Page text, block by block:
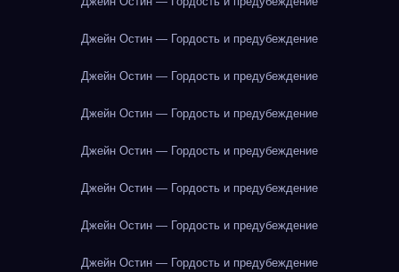
Джейн Остин — Гордость и предубеждение
Джейн Остин — Гордость и предубеждение
Джейн Остин — Гордость и предубеждение
Джейн Остин — Гордость и предубеждение
Джейн Остин — Гордость и предубеждение
Джейн Остин — Гордость и предубеждение
Джейн Остин — Гордость и предубеждение